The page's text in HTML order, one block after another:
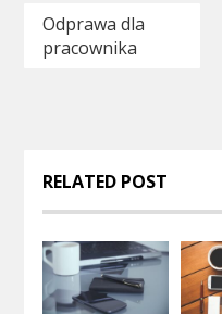
Nawigacja
wpisu
Odprawa dla
pracownika
RELATED POST